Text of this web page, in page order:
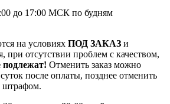
до 17:00 МСК по будням
на условиях ПОД ЗАКАЗ и
при отсутствии проблем с качеством,
подлежат! Отменить заказ можно
после оплаты, позднее отменить
штрафом.